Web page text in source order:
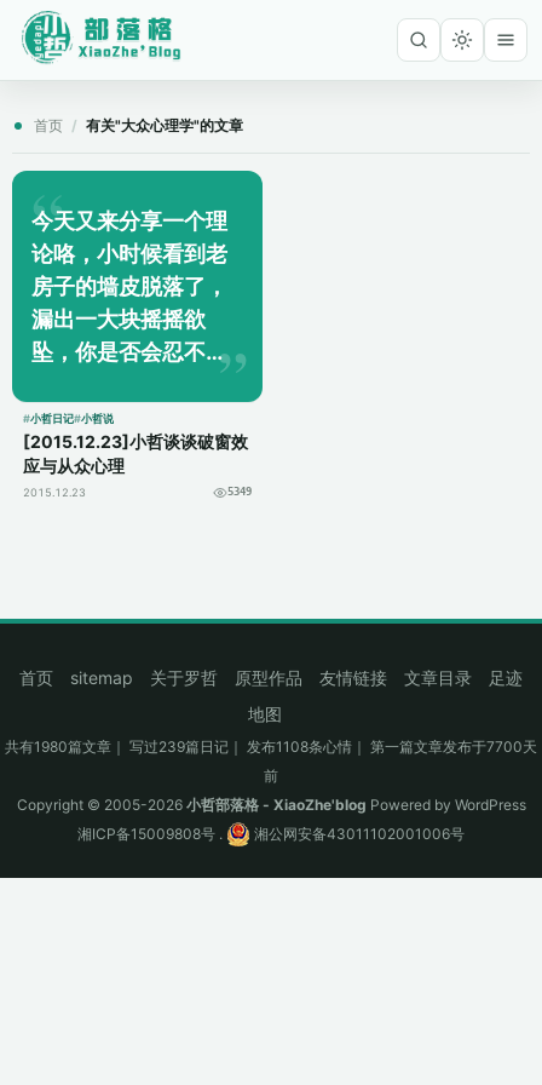
首页 / 有关"大众心理学"的文章
今天又来分享一个理
论咯，小时候看到老
房子的墙皮脱落了，
漏出一大块摇摇欲
坠，你是否会忍不住
哈哈，你在搞破坏的
这种行为，就是小哲
要谈的这个理论。 如
小哲日记 小哲说
[2015.12.23]小哲谈谈破窗效
应与从众心理
2015.12.23 5349
首页 sitemap 关于罗哲 原型作品 友情链接 文章目录
足迹
地图
共有1980篇文章｜ 写过239篇日记｜ 发布1108条心情｜ 第一篇文章发布于7700天
前
Copyright © 2005-2026 小哲部落格 - XiaoZhe'blog Powered by WordPress
湘ICP备15009808号 . 湘公网安备43011102001006号